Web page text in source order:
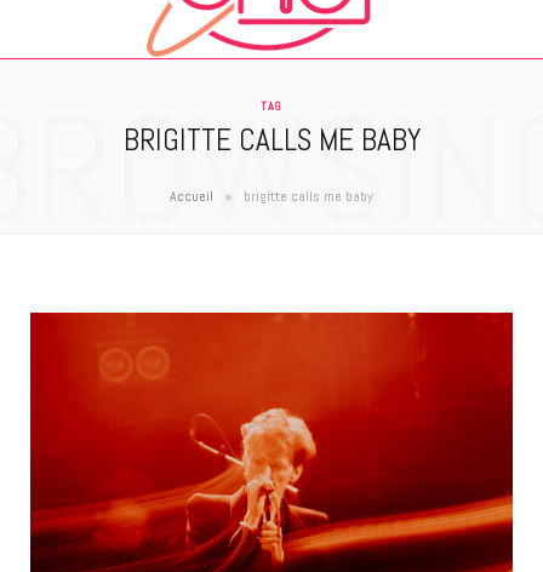
TAG
BRIGITTE CALLS ME BABY
Accueil » brigitte calls me baby